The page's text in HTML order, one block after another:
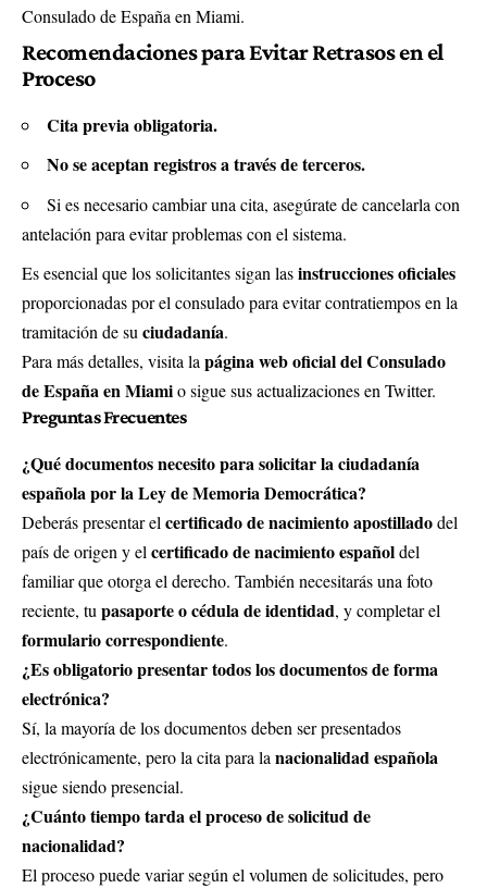
Consulado de España en Miami.
Recomendaciones para Evitar Retrasos en el
Proceso
Cita previa obligatoria.
No se aceptan registros a través de terceros.
Si es necesario cambiar una cita, asegúrate de cancelarla con
antelación para evitar problemas con el sistema.
Es esencial que los solicitantes sigan lasinstrucciones oficiales
proporcionadas por el consulado para evitar contratiempos en la
tramitación de suciudadanía.
Para más detalles, visita lapágina web oficial del Consulado
de España en Miamio sigue sus actualizaciones en Twitter.
Preguntas Frecuentes
¿Qué documentos necesito para solicitar la ciudadanía
española por la Ley de Memoria Democrática?
Deberás presentar el certificado de nacimiento apostilladodel
país de origen y el certificado de nacimiento españoldel
familiar que otorga el derecho. También necesitarás una foto
reciente, tu pasaporte o cédula de identidad, y completar el
formulario correspondiente.
¿Es obligatorio presentar todos los documentos de forma
electrónica?
Sí, la mayoría de los documentos deben ser presentados
electrónicamente, pero la cita para la nacionalidad española
sigue siendo presencial.
¿Cuánto tiempo tarda el proceso de solicitud de
nacionalidad?
El proceso puede variar según el volumen de solicitudes, pero